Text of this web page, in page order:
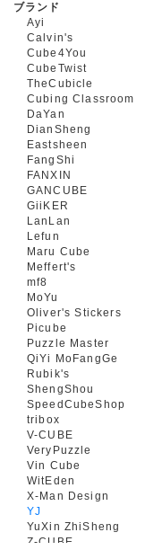
ブランド
Ayi
Calvin's
Cube4You
CubeTwist
TheCubicle
Cubing Classroom
DaYan
DianSheng
Eastsheen
FangShi
FANXIN
GANCUBE
GiiKER
LanLan
Lefun
Maru Cube
Meffert's
mf8
MoYu
Oliver's Stickers
Picube
Puzzle Master
QiYi MoFangGe
Rubik's
ShengShou
SpeedCubeShop
tribox
V-CUBE
VeryPuzzle
Vin Cube
WitEden
X-Man Design
YJ
YuXin ZhiSheng
Z-CUBE